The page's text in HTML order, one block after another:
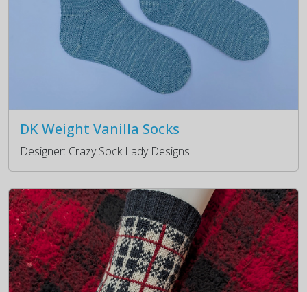
DK Weight Vanilla Socks
Designer: Crazy Sock Lady Designs